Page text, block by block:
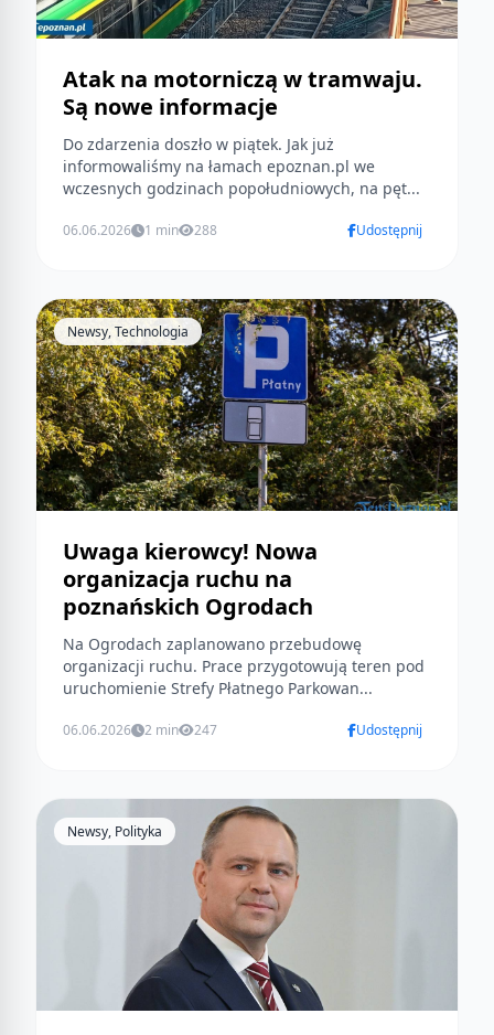
Atak na motorniczą w tramwaju.
Są nowe informacje
Do zdarzenia doszło w piątek. Jak już
informowaliśmy na łamach epoznan.pl we
wczesnych godzinach popołudniowych, na pęt...
06.06.2026 1 min 288 Udostępnij
Newsy, Technologia
Uwaga kierowcy! Nowa
organizacja ruchu na
poznańskich Ogrodach
Na Ogrodach zaplanowano przebudowę
organizacji ruchu. Prace przygotowują teren pod
uruchomienie Strefy Płatnego Parkowan...
06.06.2026 2 min 247 Udostępnij
Newsy, Polityka